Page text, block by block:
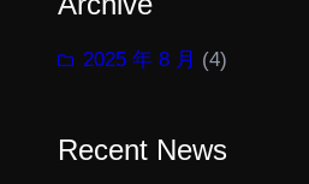
2025 年 8 月 (4)
Recent News